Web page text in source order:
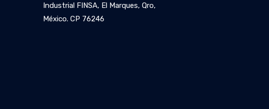
Industrial FINSA, El Marques, Qro,
México. CP 76246